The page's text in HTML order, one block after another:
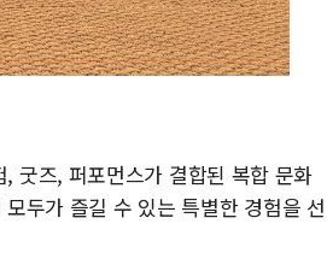
굿즈, 퍼포먼스가 결합된 복합 문화
두가 즐길 수 있는 특별한 경험을 선